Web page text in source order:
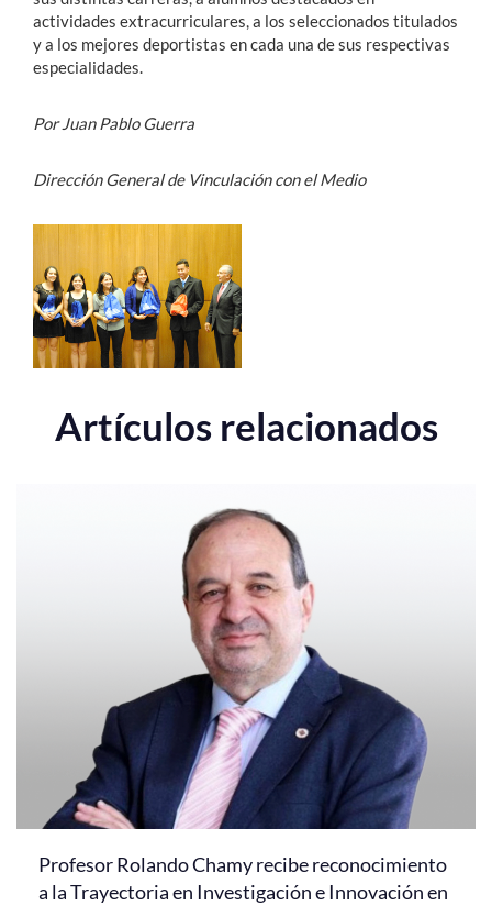
actividades extracurriculares, a los seleccionados titulados
y a los mejores deportistas en cada una de sus respectivas
especialidades.
Por Juan Pablo Guerra
Dirección General de Vinculación con el Medio
Artículos relacionados
Profesor Rolando Chamy recibe reconocimiento
a la Trayectoria en Investigación e Innovación en